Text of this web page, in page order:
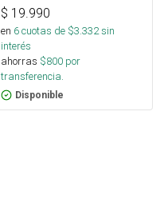
$ 19.990
en 6cuotas de $3.332sin
interés
ahorras $800 por
transferencia.
Disponible